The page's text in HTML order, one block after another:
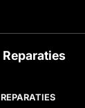
Reparaties
REPARATIES